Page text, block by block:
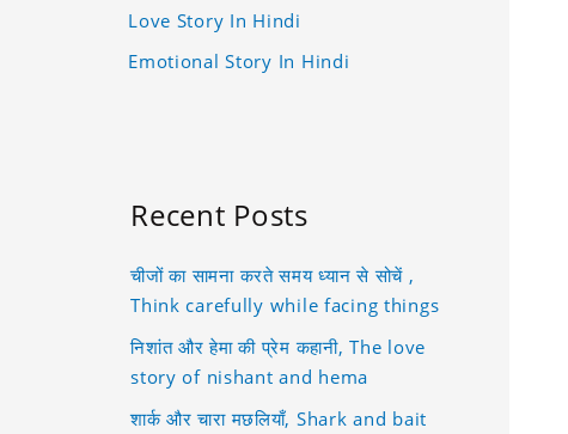
Love Story In Hindi
Emotional Story In Hindi
Recent Posts
चीजों का सामना करते समय ध्यान से सोचें ,
Think carefully while facing things
निशांत और हेमा की प्रेम कहानी, The love
story of nishant and hema
शार्क और चारा मछलियाँ, Shark and bait